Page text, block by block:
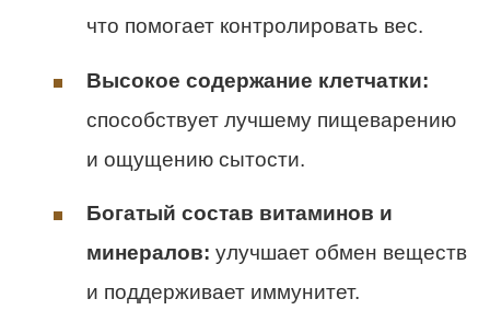
что помогает контролировать вес.
Высокое содержание клетчатки:
способствует лучшему пищеварению
и ощущению сытости.
Богатый состав витаминов и
минералов: улучшает обмен веществ
и поддерживает иммунитет.